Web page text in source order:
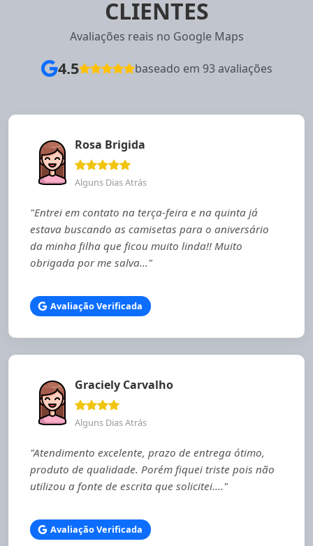
CLIENTES
Avaliações reais no Google Maps
4.5 baseado em 93 avaliações
Rosa Brigida
Alguns Dias Atrás
"Entrei em contato na terça-feira e na quinta já
estava buscando as camisetas para o aniversário
da minha filha que ficou muito linda!! Muito
obrigada por me salva..."
Avaliação Verificada
Graciely Carvalho
Alguns Dias Atrás
"Atendimento excelente, prazo de entrega ótimo,
produto de qualidade. Porém fiquei triste pois não
utilizou a fonte de escrita que solicitei...."
Avaliação Verificada